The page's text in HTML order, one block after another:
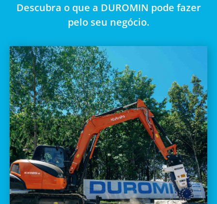
Descubra o que a DUROMIN pode fazer
pelo seu negócio.